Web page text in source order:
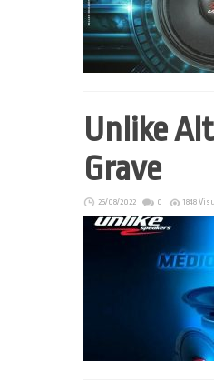
Unlike
Grave
25/08/2022 0 1848